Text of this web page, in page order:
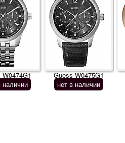
наличии
Guess W0475G1
нет в наличии